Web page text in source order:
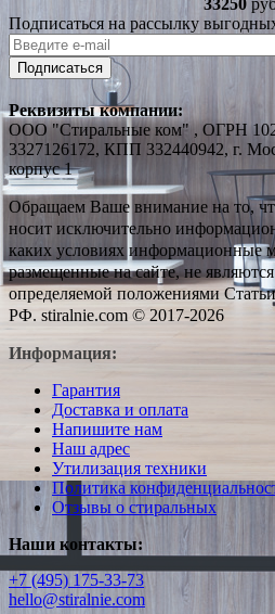
Подписаться на рассылку
Подписаться
Реквизиты компании:
ООО "Стиральные ком" , ОГРН
3327126172, КПП 332440942, г.
корпус 1
Обращаем Ваше внимание на то,
носит исключительно
каких условиях информационные
размещенные на сайте, не
определяемой положениями
РФ. stiralnie.com © 2017-2026
Информация:
Гарантия
Доставка и оплата
Напишите нам
Наш адрес
Утилизация техники
Политика
Отзывы о стиральных
Наши контакты:
+7 (495) 175-33-73
hello@stiralnie.com